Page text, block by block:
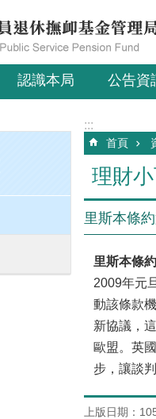
認識本局 公告資
:::
首頁
理財
里斯本條
里斯本條
2009年元
動該條款
新協議，
歐盟。英
步，讓談
上版日期：